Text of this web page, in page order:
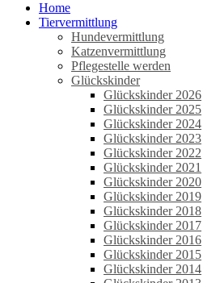
Home
Tiervermittlung
Hundevermittlung
Katzenvermittlung
Pflegestelle werden
Glückskinder
Glückskinder 2026
Glückskinder 2025
Glückskinder 2024
Glückskinder 2023
Glückskinder 2022
Glückskinder 2021
Glückskinder 2020
Glückskinder 2019
Glückskinder 2018
Glückskinder 2017
Glückskinder 2016
Glückskinder 2015
Glückskinder 2014